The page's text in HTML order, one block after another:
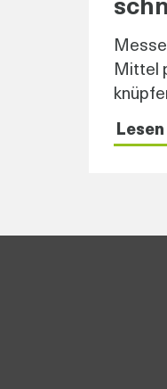
Mittel